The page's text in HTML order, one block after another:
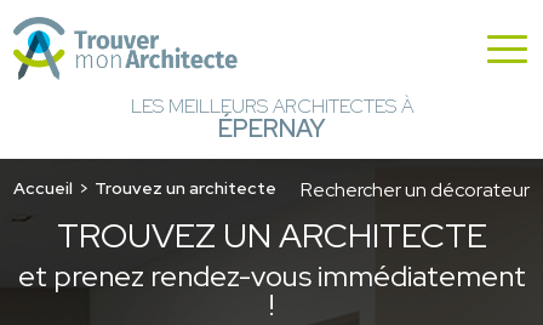
LES MEILLEURS ARCHITECTES À
ÉPERNAY
Accueil Trouvez un architecte Rechercher un décorateur
TROUVEZ UN ARCHITECTE
et prenez rendez-vous immédiatement
!